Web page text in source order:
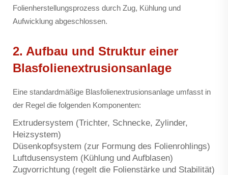
Folienherstellungsprozess durch Zug, Kühlung und
Aufwicklung abgeschlossen.
2. Aufbau und Struktur einer
Blasfolienextrusionsanlage
Eine standardmäßige Blasfolienextrusionsanlage umfasst in
der Regel die folgenden Komponenten:
Extrudersystem (Trichter, Schnecke, Zylinder,
Heizsystem)
Düsenkopfsystem (zur Formung des Folienrohlings)
Luftdusensystem (Kühlung und Aufblasen)
Zugvorrichtung (regelt die Folienstärke und Stabilität)